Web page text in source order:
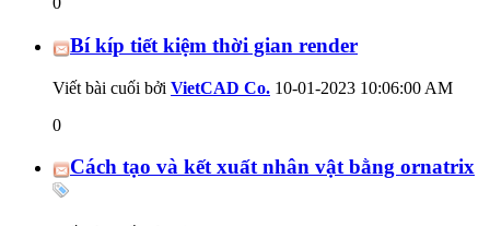
Bí kíp tiết kiệm thời gian render
Viết bài cuối bởi VietCAD Co. 10-01-2023 10:06:00 AM
0
Cách tạo và kết xuất nhân vật bằng ornatrix